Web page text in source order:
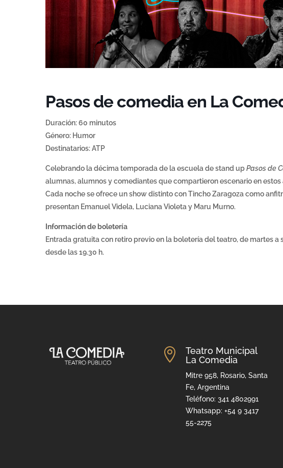
Pasos de comedia en La
Duración: 60 minutos
Género: Humor
Destinatarios: ATP
Celebrando la décima temporada de la escuela de stand upPasos de
alumnas, alumnos y comediantes que compartieron escenario en estos
Cada noche se ofrece un show distinto con Tincho Zaragoza como
presentan Emanuel Videla, Luciana Violeta y Maru Murno.
Información de boletería
Entrada gratuita con retiro previo en la boletería del teatro, de martes a
desde las 19.30 h.

Teatro Municipal
La Comedia
Mitre 958, Rosario, Santa
Fe, Argentina
Teléfono: 341 4802991
Whatsapp: +54 9 3417
55-2275